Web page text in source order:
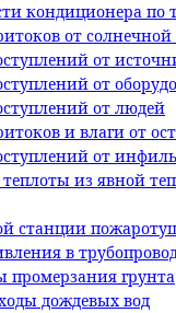
кондиционера по
от
от
от
от людей
и влаги от
от
из явной
станции
в
промерзания грунта
дождевых вод